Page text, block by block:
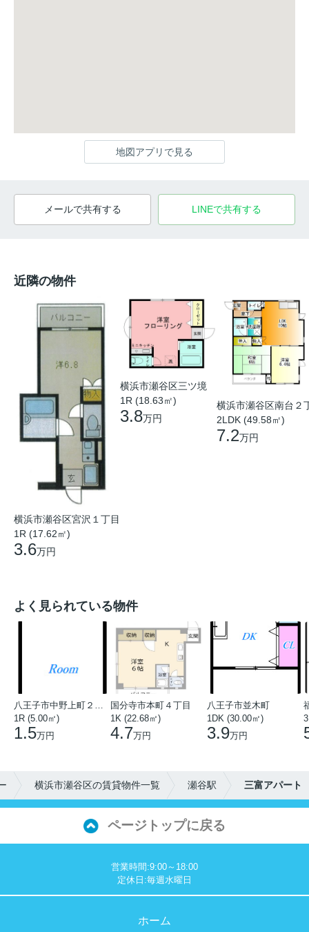
地図アプリで見る
メールで共有する LINEで共有する
近隣の物件
横浜市瀬谷区宮沢１丁目
1R (17.62㎡)
3.6万円
横浜市瀬谷区三ツ境
1R (18.63㎡)
3.8万円
横浜市瀬谷区南台２
2LDK (49.58㎡)
7.2万円
よく見られている物件
1R (5.00㎡)
1.5万円
国分寺市本町４丁目
1K (22.68㎡)
4.7万円
八王子市並木町
1DK (30.00㎡)
3.9万円
横浜市瀬谷区の賃貸物件一覧 瀬谷駅 三富アパート
ページトップに戻る
営業時間:9:00～18:00
定休日:毎週水曜日
ホーム